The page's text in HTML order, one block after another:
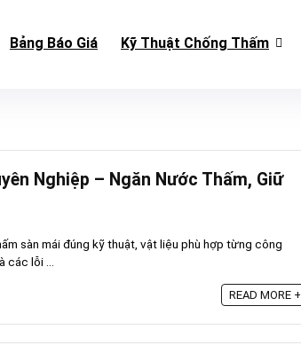
Bảng Báo Giá Kỹ Thuật Chống Thấm
Nghiệp – Ngăn Nước Thấm, Giữ
sàn mái đúng kỹ thuật, vật liệu phù hợp từng công
lỗi ...
READ MORE +